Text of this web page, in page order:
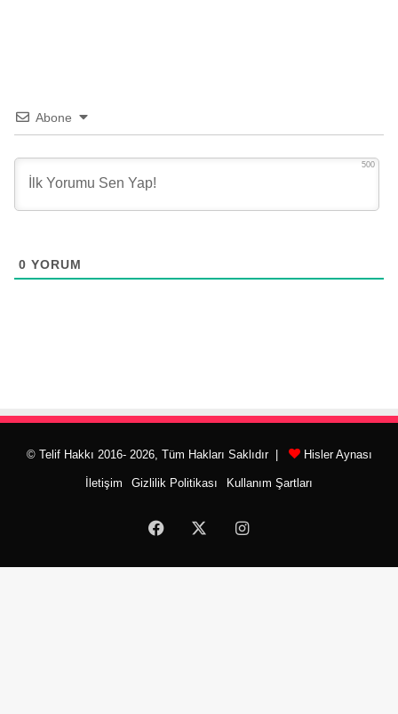
Abone
500
0 YORUM
© Telif Hakkı 2016- 2026, Tüm Hakları Saklıdır | Hisler Aynası
İletişim Gizlilik Politikası Kullanım Şartları
Facebook Instagram